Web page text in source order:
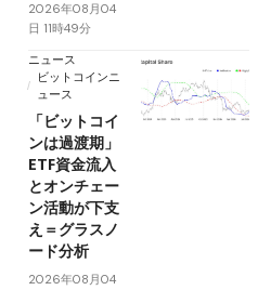
2026年08月04
日 11時49分
ニュース
ビットコインニ
ュース
「ビットコイ
ンは過渡期」
ETF資金流入
とオンチェー
ン活動が下支
え＝グラスノ
ード分析
2026年08月04